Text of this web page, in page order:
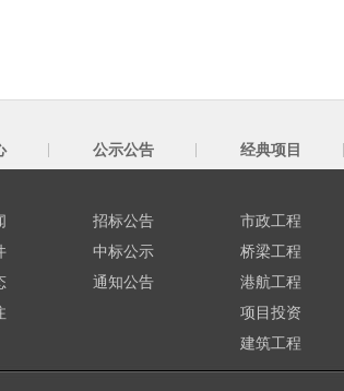
公示公告
招标公告
中标公示
通知公告
经典项目
市政工程
桥梁工程
港航工程
项目投资
建筑工程